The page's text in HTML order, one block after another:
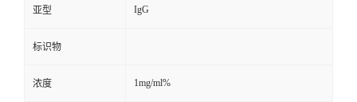
亚型 IgG
标识物
浓度 1mg/ml%